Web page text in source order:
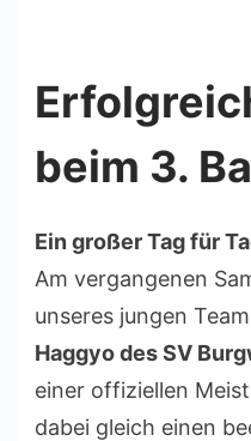
beim 3.
Ein großer Tag für
Am vergangenen
unseres jungen
Haggyo des SV
einer offiziellen
dabei gleich einen